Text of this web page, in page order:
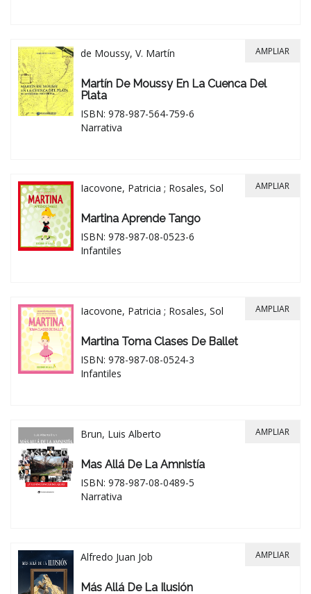
de Moussy, V. Martín
Martín De Moussy En La Cuenca Del
Plata
ISBN: 978-987-564-759-6
Narrativa
AMPLIAR
Iacovone, Patricia ; Rosales, Sol
Martina Aprende Tango
ISBN: 978-987-08-0523-6
Infantiles
AMPLIAR
Iacovone, Patricia ; Rosales, Sol
Martina Toma Clases De Ballet
ISBN: 978-987-08-0524-3
Infantiles
AMPLIAR
Brun, Luis Alberto
Mas Allá De La Amnistía
ISBN: 978-987-08-0489-5
Narrativa
AMPLIAR
Alfredo Juan Job
Más Allá De La Ilusión
AMPLIAR